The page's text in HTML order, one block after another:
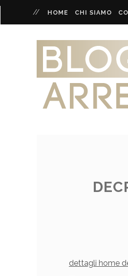
HOME CHI SIAMO
dettagli home